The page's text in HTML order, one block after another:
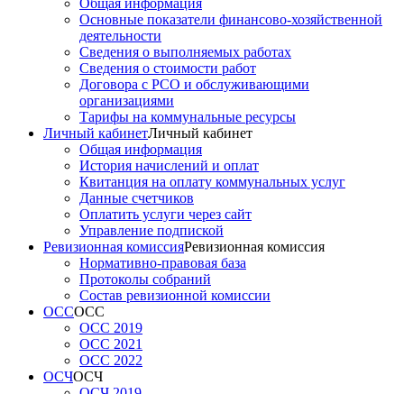
Общая информация
Основные показатели финансово-хозяйственной
деятельности
Сведения о выполняемых работах
Сведения о стоимости работ
Договора с РСО и обслуживающими
организациями
Тарифы на коммунальные ресурсы
Личный кабинетЛичный кабинет
Общая информация
История начислений и оплат
Квитанция на оплату коммунальных услуг
Данные счетчиков
Оплатить услуги через сайт
Управление подпиской
Ревизионная комиссияРевизионная комиссия
Нормативно-правовая база
Протоколы собраний
Состав ревизионной комиссии
ОССОСС
ОСС 2019
ОСС 2021
ОСС 2022
ОСЧОСЧ